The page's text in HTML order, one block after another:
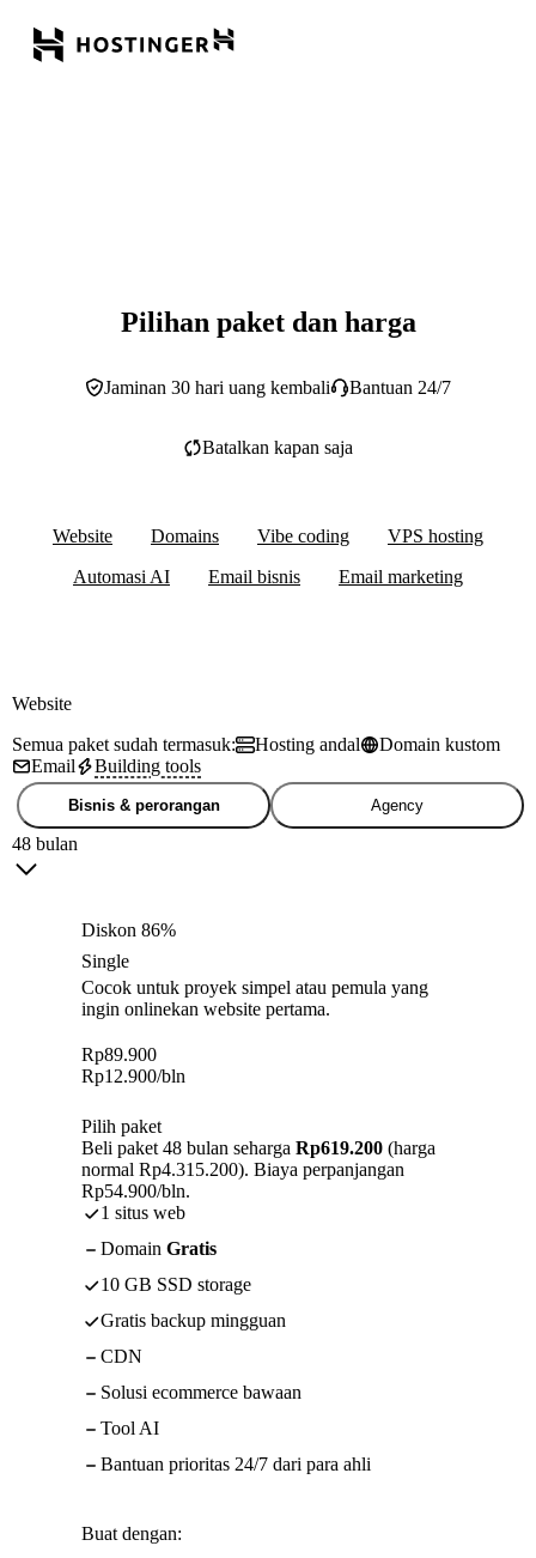
Pilihan paket dan harga
Jaminan 30 hari uang kembali Bantuan 24/7
Batalkan kapan saja
Website Domains Vibe coding
VPS hosting
Automasi AI
Email bisnis Email marketing
Website
Semua paket sudah termasuk:
Hosting andal
Domain kustom
Email
Building tools
Bisnis & perorangan Agency
48 bulan
Diskon 86%
Single
Cocok untuk proyek simpel atau pemula yang
ingin onlinekan website pertama.
Rp89.900
Rp12.900/bln
Pilih paket
Beli paket 48 bulan seharga Rp619.200 (harga
normal Rp4.315.200). Biaya perpanjangan
Rp54.900/bln.
1 situs web
Domain Gratis
10 GB SSD storage
Gratis backup mingguan
CDN
Solusi ecommerce bawaan
Tool AI
Bantuan prioritas 24/7 dari para ahli
Buat dengan: